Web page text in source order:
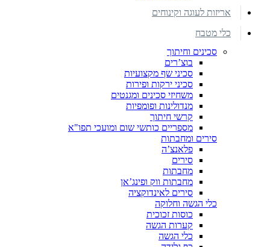
אריזות לעוגה וקינוחים
כלי מטבח
סכינים וחיתוך
בוצ’רים
סכיני שף מקצועיות
סכיני ירקות ופירות
משחיזי סכינים ומגנטים
מנדולינות ופומפיות
קרשי חיתוך
מספריים כותשי שום ומועכי תפו"א
סירים ומחבתות
פלאנצ’ה
סירים
מחבתות
מחבתות ווק ופינג’אן
סירים לאינדוקציה
כלי הגשה וחלוקה
כוסות זכוכית
קערות הגשה
כלי הגשה